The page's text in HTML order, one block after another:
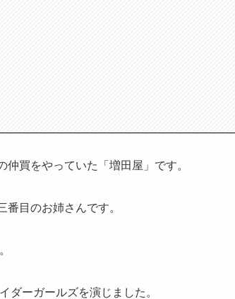
買をやっていた「増田屋」です。
目のお姉さんです。
ダーガールズを演じました。